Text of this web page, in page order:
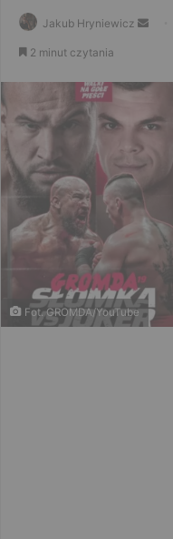
Jakub Hryniewicz
Send
2 minut czytania
Fot. GROMDA/YouTube